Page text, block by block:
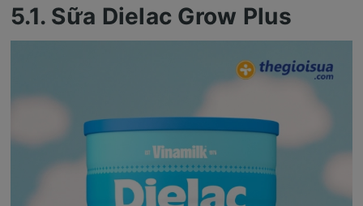
5.1. Sữa Dielac Grow Plus